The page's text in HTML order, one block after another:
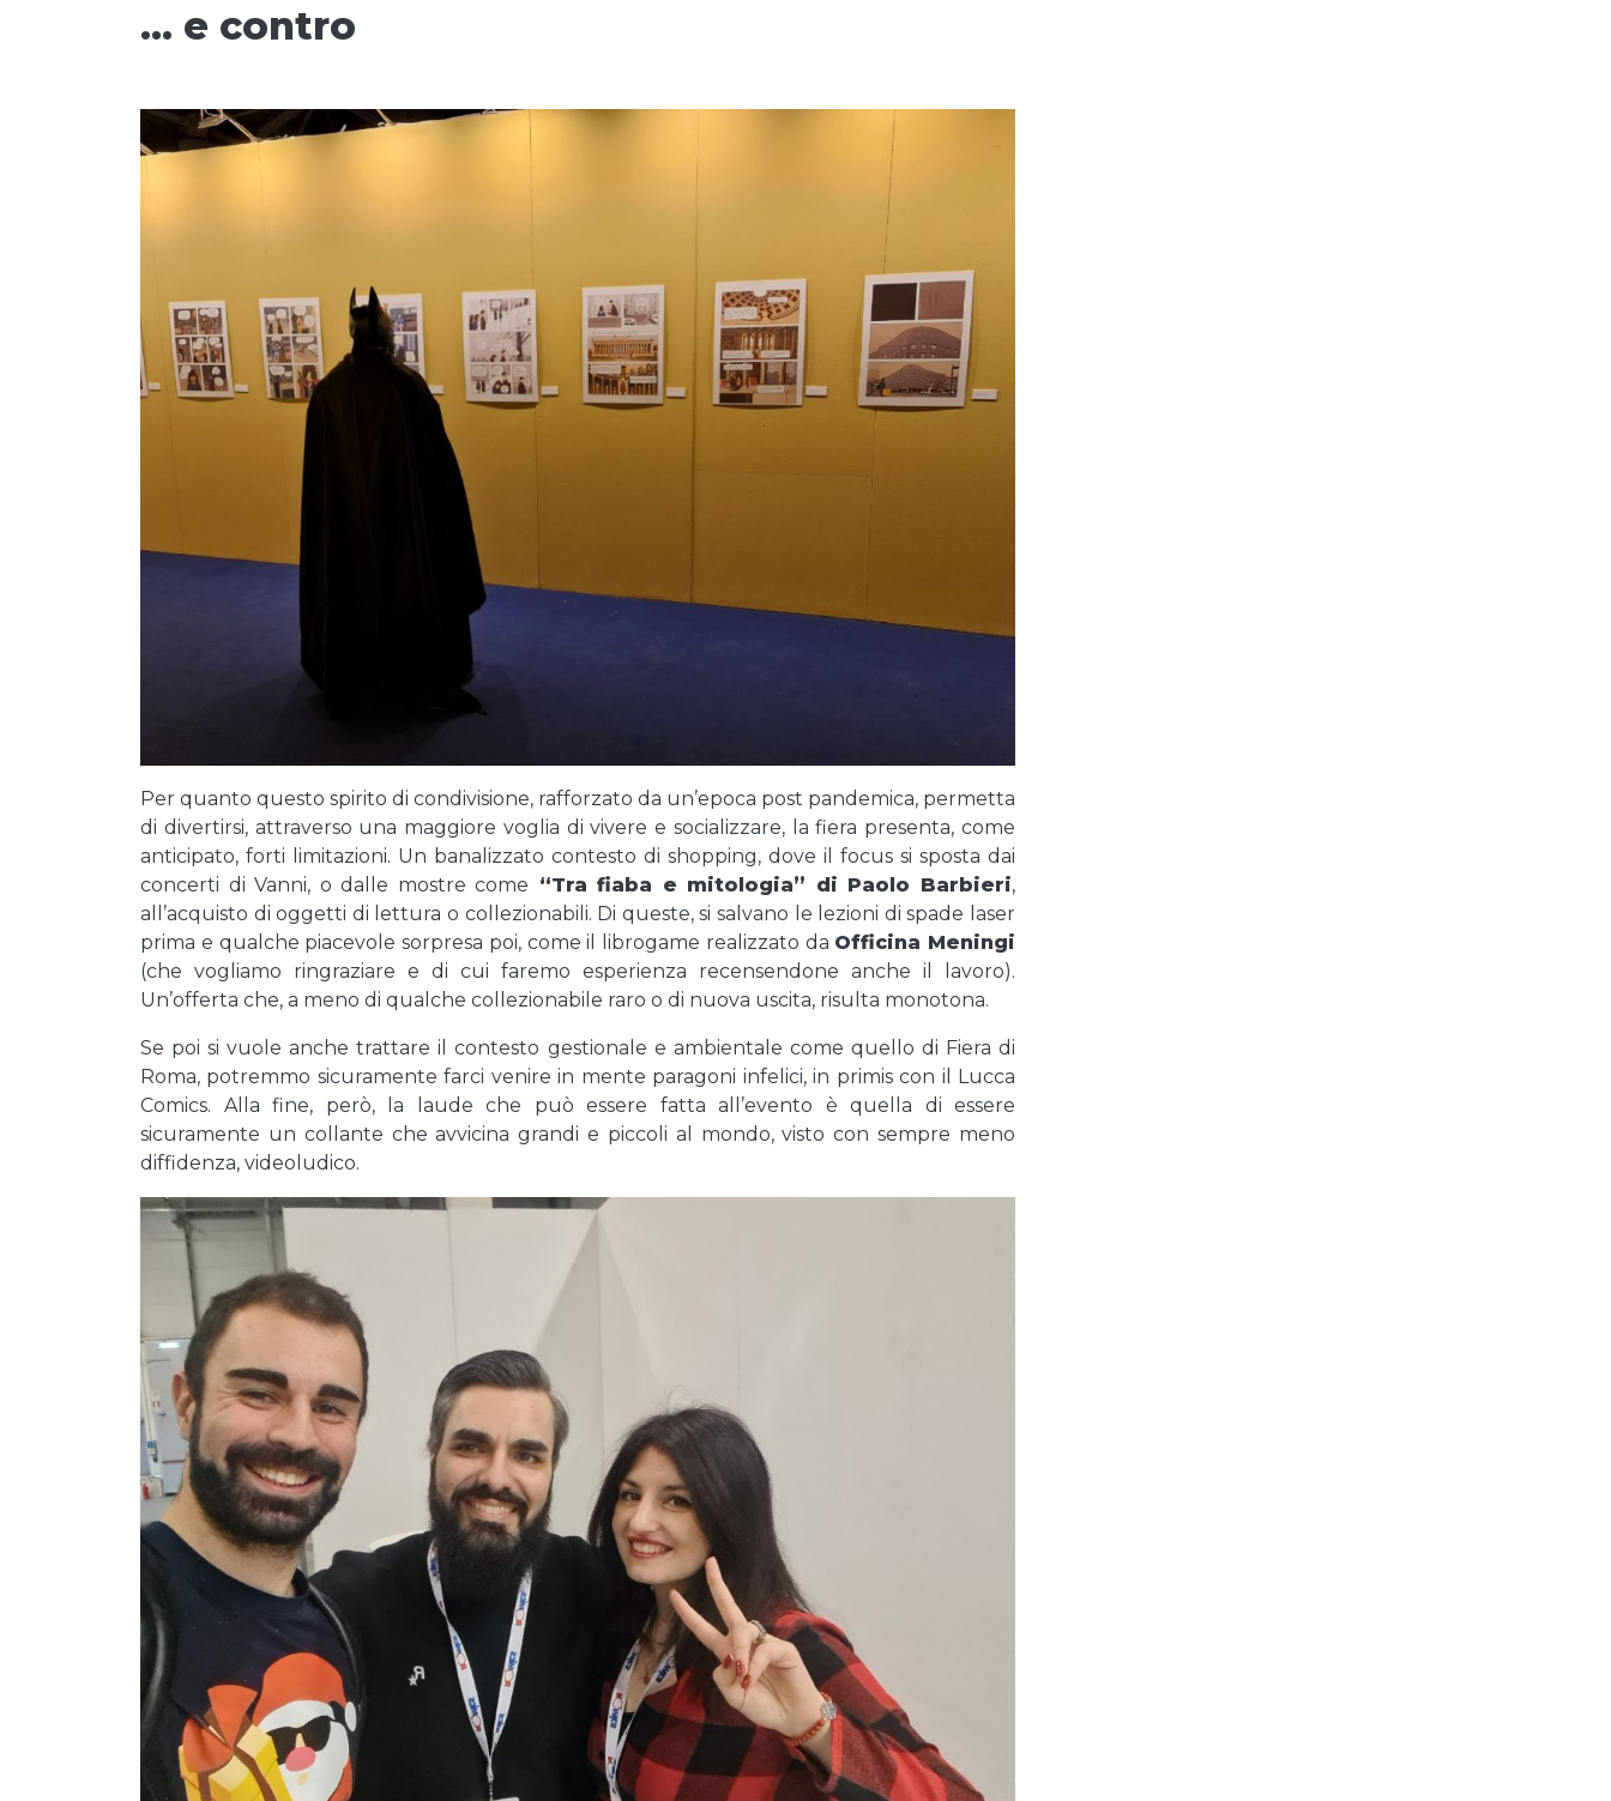
… e contro
Per quanto questo spirito di condivisione, rafforzato da un’epoca post pandemica, permetta
di divertirsi, attraverso una maggiore voglia di vivere e socializzare, la fiera presenta, come
anticipato, forti limitazioni. Un banalizzato contesto di shopping, dove il focus si sposta dai
concerti di Vanni, o dalle mostre come “Tra fiaba e mitologia” di Paolo Barbieri,
all’acquisto di oggetti di lettura o collezionabili. Di queste, si salvano le lezioni di spade laser
prima e qualche piacevole sorpresa poi, come il librogame realizzato da Officina Meningi
(che vogliamo ringraziare e di cui faremo esperienza recensendone anche il lavoro).
Un’offerta che, a meno di qualche collezionabile raro o di nuova uscita, risulta monotona.
Se poi si vuole anche trattare il contesto gestionale e ambientale come quello di Fiera di
Roma, potremmo sicuramente farci venire in mente paragoni infelici, in primis con il Lucca
Comics. Alla fine, però, la laude che può essere fatta all’evento è quella di essere
sicuramente un collante che avvicina grandi e piccoli al mondo, visto con sempre meno
diffidenza, videoludico.